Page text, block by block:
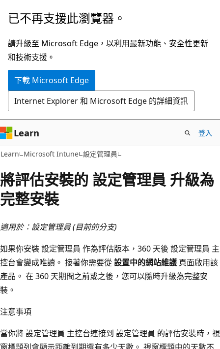
跳
主
要
內
已不再支援此瀏覽器。
請升級至 Microsoft Edge，以利用最新功能、安全性更新
和技術支援。
下載 Microsoft Edge
Internet Explorer 和 Microsoft Edge 的詳細資訊
Learn 登入
Learn Microsoft Intune 設定管理員
將評估安裝的 設定管理員 升級為
完整安裝
適用於：設定管理員 (目前的分支)
如果你安裝 設定管理員 作為評估版本，360 天後 設定管理員 主
控台會變成唯讀。 接著你需要從設置中的網站維護 頁面啟用該
產品。 在 360 天期間之前或之後，您可以隨時升級為完整安
裝。
注意事項
當你將 設定管理員 主控台連接到 設定管理員 的評估安裝時，視
窗標題列會顯示距離到期還有多少天數。 視窗標題中的天數不